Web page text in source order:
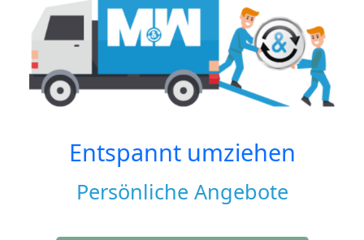
Entspannt umziehen
Persönliche Angebote